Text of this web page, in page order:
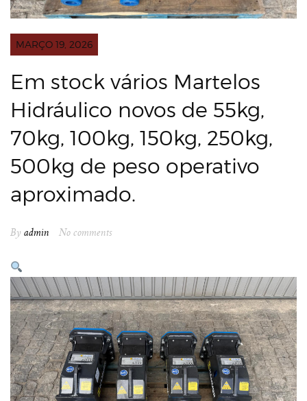
MARÇO 19, 2026
Em stock vários Martelos
Hidráulico novos de 55kg,
70kg, 100kg, 150kg, 250kg,
500kg de peso operativo
aproximado.
By admin No comments